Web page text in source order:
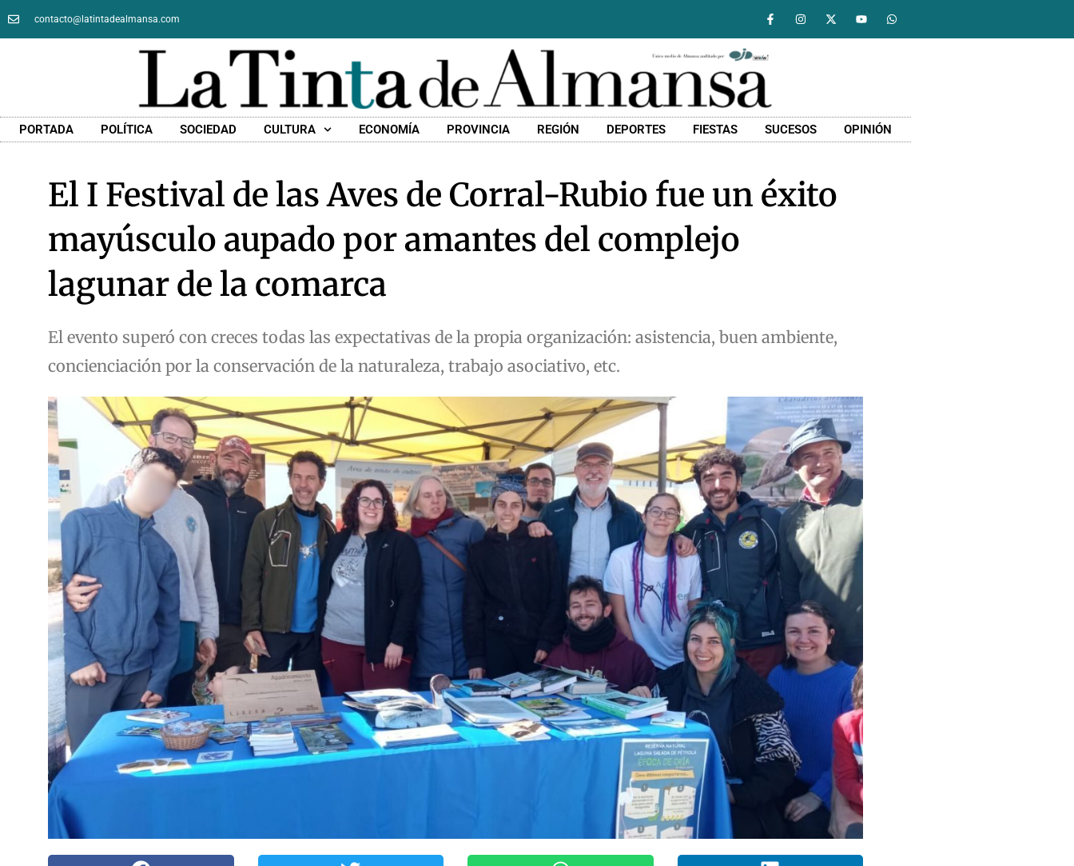
contacto@latintadealmansa.com
PORTADA POLÍTICA SOCIEDAD CULTURA ECONOMÍA PROVINCIA REGIÓN DEPORTES FIESTAS SUCESOS OPINIÓN
El I Festival de las Aves de Corral-Rubio fue un éxito
mayúsculo aupado por amantes del complejo
lagunar de la comarca
El evento superó con creces todas las expectativas de la propia organización: asistencia, buen ambiente,
concienciación por la conservación de la naturaleza, trabajo asociativo, etc.